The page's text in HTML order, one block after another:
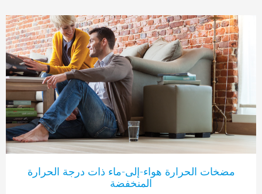
الحرارة هواء-إلى-ماء ذات درجة الحرارة
المنخفضة